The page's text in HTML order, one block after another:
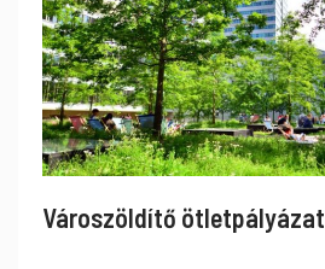
Városzöldítő ötletpályázat